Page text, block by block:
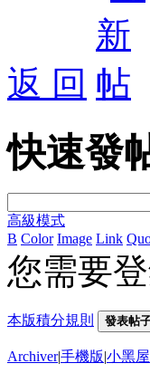
返 回
快速發
高級模式
B Color Image Link
您需要
本版積分規則 發表帖
Archiver|手機版|小黑屋